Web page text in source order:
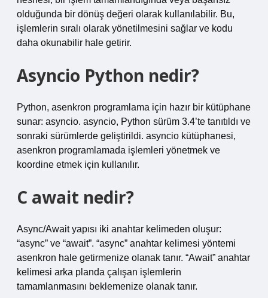
olduğunda bir dönüş değeri olarak kullanılabilir. Bu,
işlemlerin sıralı olarak yönetilmesini sağlar ve kodu
daha okunabilir hale getirir.
Asyncio Python nedir?
Python, asenkron programlama için hazır bir kütüphane
sunar: asyncio. asyncio, Python sürüm 3.4’te tanıtıldı ve
sonraki sürümlerde geliştirildi. asyncio kütüphanesi,
asenkron programlamada işlemleri yönetmek ve
koordine etmek için kullanılır.
C await nedir?
Async/Await yapısı iki anahtar kelimeden oluşur:
“async” ve “await”. “async” anahtar kelimesi yöntemi
asenkron hale getirmenize olanak tanır. “Await” anahtar
kelimesi arka planda çalışan işlemlerin
tamamlanmasını beklemenize olanak tanır.